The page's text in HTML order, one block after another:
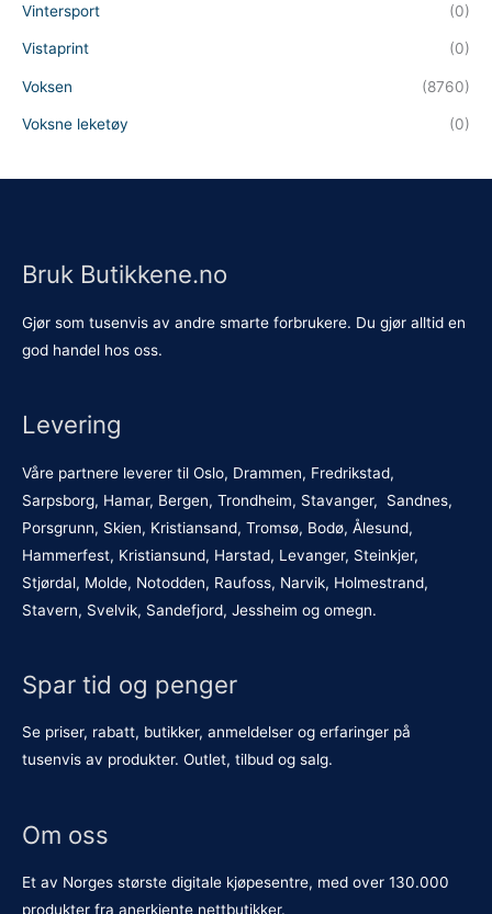
Vintersport (0)
Vistaprint (0)
Voksen (8760)
Voksne leketøy (0)
Bruk Butikkene.no
Gjør som tusenvis av andre smarte forbrukere. Du gjør alltid en
god handel hos oss.
Levering
Våre partnere leverer til Oslo, Drammen, Fredrikstad,
Sarpsborg, Hamar, Bergen, Trondheim, Stavanger, Sandnes,
Porsgrunn, Skien, Kristiansand, Tromsø, Bodø, Ålesund,
Hammerfest, Kristiansund, Harstad, Levanger, Steinkjer,
Stjørdal, Molde, Notodden, Raufoss, Narvik, Holmestrand,
Stavern, Svelvik, Sandefjord, Jessheim og omegn.
Spar tid og penger
Se priser, rabatt, butikker, anmeldelser og erfaringer på
tusenvis av produkter. Outlet, tilbud og salg.
Om oss
Et av Norges største digitale kjøpesentre, med over 130.000
produkter fra anerkjente nettbutikker.